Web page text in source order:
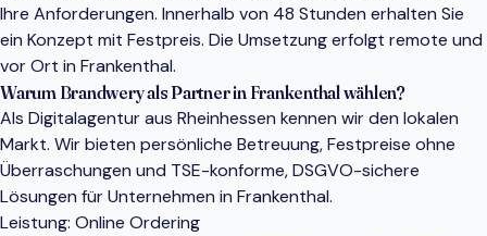
Ihre Anforderungen. Innerhalb von 48 Stunden erhalten Sie
ein Konzept mit Festpreis. Die Umsetzung erfolgt remote und
vor Ort in Frankenthal.
Warum Brandwery als Partner in Frankenthal wählen?
Als Digitalagentur aus Rheinhessen kennen wir den lokalen
Markt. Wir bieten persönliche Betreuung, Festpreise ohne
Überraschungen und TSE-konforme, DSGVO-sichere
Lösungen für Unternehmen in Frankenthal.
Leistung: Online Ordering